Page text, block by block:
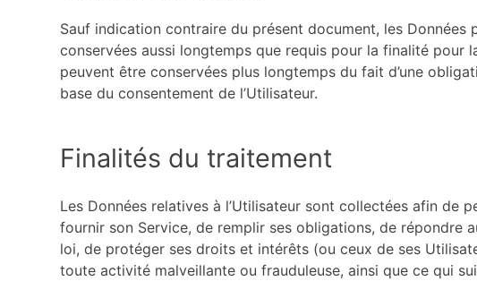
Sauf indication contraire du présent document, les Données
conservées aussi longtemps que requis pour la finalité pour
peuvent être conservées plus longtemps du fait d’une
base du consentement de l’Utilisateur.
Finalités du traitement
Les Données relatives à l’Utilisateur sont collectées afin de
fournir son Service, de remplir ses obligations, de répondre
loi, de protéger ses droits et intérêts (ou ceux de ses
toute activité malveillante ou frauduleuse, ainsi que ce qui